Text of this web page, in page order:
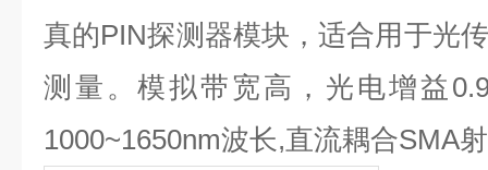
真的PIN探测器模块，适合用于光
测量。模拟带宽高，光电增益
1000~1650nm波长,直流耦合SMA